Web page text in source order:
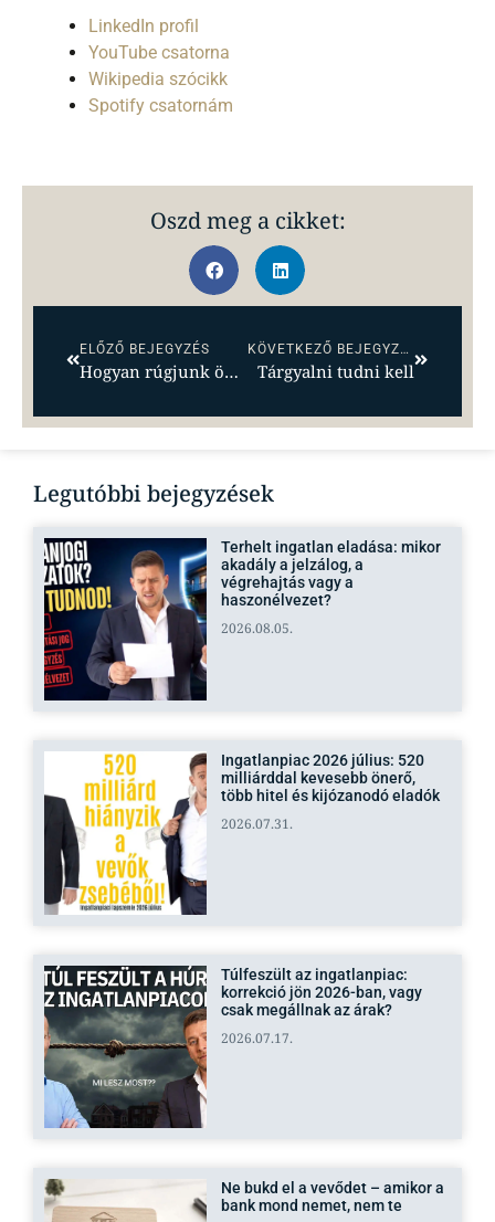
LinkedIn profil
YouTube csatorna
Wikipedia szócikk
Spotify csatornám
Oszd meg a cikket:
ELŐZŐ BEJEGYZÉS
Hogyan rúgjunk öngólt – Egy ingatlanos emlékiratai 1.
KÖVETKEZŐ BEJEGYZÉS
Tárgyalni tudni kell
Legutóbbi bejegyzések
Terhelt ingatlan eladása: mikor
akadály a jelzálog, a
végrehajtás vagy a
haszonélvezet?
2026.08.05.
Ingatlanpiac 2026 július: 520
milliárddal kevesebb önerő,
több hitel és kijózanodó eladók
2026.07.31.
Túlfeszült az ingatlanpiac:
korrekció jön 2026-ban, vagy
csak megállnak az árak?
2026.07.17.
Ne bukd el a vevődet – amikor a
bank mond nemet, nem te